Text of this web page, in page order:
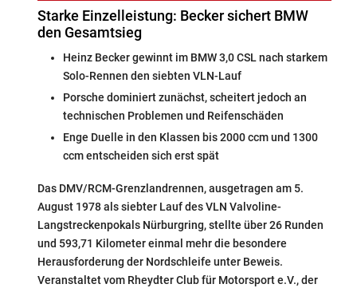
Starke Einzelleistung: Becker sichert BMW
den Gesamtsieg
Heinz Becker gewinnt im BMW 3,0 CSL nach starkem
Solo-Rennen den siebten VLN-Lauf
Porsche dominiert zunächst, scheitert jedoch an
technischen Problemen und Reifenschäden
Enge Duelle in den Klassen bis 2000 ccm und 1300
ccm entscheiden sich erst spät
Das DMV/RCM-Grenzlandrennen, ausgetragen am 5.
August 1978 als siebter Lauf des VLN Valvoline-
Langstreckenpokals Nürburgring, stellte über 26 Runden
und 593,71 Kilometer einmal mehr die besondere
Herausforderung der Nordschleife unter Beweis.
Veranstaltet vom Rheydter Club für Motorsport e.V., der